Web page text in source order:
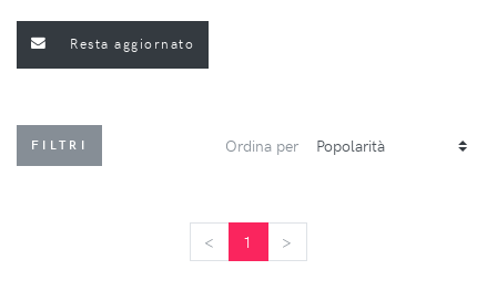
Resta aggiornato
FILTRI Ordina per
< 1 >